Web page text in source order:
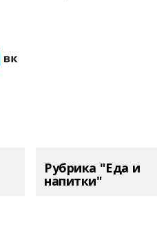
Рубрика "Еда и
напитки"